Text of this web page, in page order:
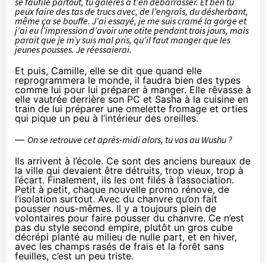
peux faire des tas de trucs avec, de l’engrais, du désherbant,
même ça se bouffe. J’ai essayé, je me suis cramé la gorge et
j’ai eu l’impression d’avoir une otite pendant trois jours, mais
parait que je m’y suis mal pris, qu’il faut manger que les
jeunes pousses. Je réessaierai.
Et puis, Camille, elle se dit que quand elle
reprogrammera le monde, il faudra bien des types
comme lui pour lui préparer à manger. Elle rêvasse à
elle vautrée derrière son PC et Sasha à la cuisine en
train de lui préparer une omelette fromage et orties
qui pique un peu à l’intérieur des oreilles.
— On se retrouve cet après-midi alors, tu vas au Wushu ?
Ils arrivent à l’école. Ce sont des anciens bureaux de
la ville qui devaient être détruits, trop vieux, trop à
l’écart. Finalement, ils les ont filés à l’association.
Petit à petit, chaque nouvelle promo rénove, de
l’isolation surtout. Avec du chanvre qu’on fait
pousser nous-mêmes. Il y a toujours plein de
volontaires pour faire pousser du chanvre. Ce n’est
pas du style second empire, plutôt un gros cube
décrépi planté au milieu de nulle part, et en hiver,
avec les champs rasés de frais et la forêt sans
feuilles, c’est un peu triste.